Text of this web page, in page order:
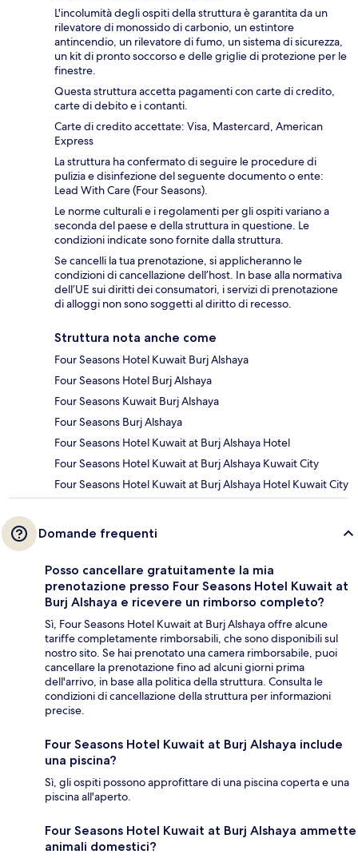
L'incolumità degli ospiti della struttura è garantita da un
rilevatore di monossido di carbonio, un estintore
antincendio, un rilevatore di fumo, un sistema di sicurezza,
un kit di pronto soccorso e delle griglie di protezione per le
finestre.
Questa struttura accetta pagamenti con carte di credito,
carte di debito e i contanti.
Carte di credito accettate: Visa, Mastercard, American
Express
La struttura ha confermato di seguire le procedure di
pulizia e disinfezione del seguente documento o ente:
Lead With Care (Four Seasons).
Le norme culturali e i regolamenti per gli ospiti variano a
seconda del paese e della struttura in questione. Le
condizioni indicate sono fornite dalla struttura.
Se cancelli la tua prenotazione, si applicheranno le
condizioni di cancellazione dell’host. In base alla normativa
dell’UE sui diritti dei consumatori, i servizi di prenotazione
di alloggi non sono soggetti al diritto di recesso.
Struttura nota anche come
Four Seasons Hotel Kuwait Burj Alshaya
Four Seasons Hotel Burj Alshaya
Four Seasons Kuwait Burj Alshaya
Four Seasons Burj Alshaya
Four Seasons Hotel Kuwait at Burj Alshaya Hotel
Four Seasons Hotel Kuwait at Burj Alshaya Kuwait City
Four Seasons Hotel Kuwait at Burj Alshaya Hotel Kuwait City
Domande frequenti
Posso cancellare gratuitamente la mia
prenotazione presso Four Seasons Hotel Kuwait at
Burj Alshaya e ricevere un rimborso completo?
Sì, Four Seasons Hotel Kuwait at Burj Alshaya offre alcune
tariffe completamente rimborsabili, che sono disponibili sul
nostro sito. Se hai prenotato una camera rimborsabile, puoi
cancellare la prenotazione fino ad alcuni giorni prima
dell'arrivo, in base alla politica della struttura. Consulta le
condizioni di cancellazione della struttura per informazioni
precise.
Four Seasons Hotel Kuwait at Burj Alshaya include
una piscina?
Sì, gli ospiti possono approfittare di una piscina coperta e una
piscina all'aperto.
Four Seasons Hotel Kuwait at Burj Alshaya ammette
animali domestici?